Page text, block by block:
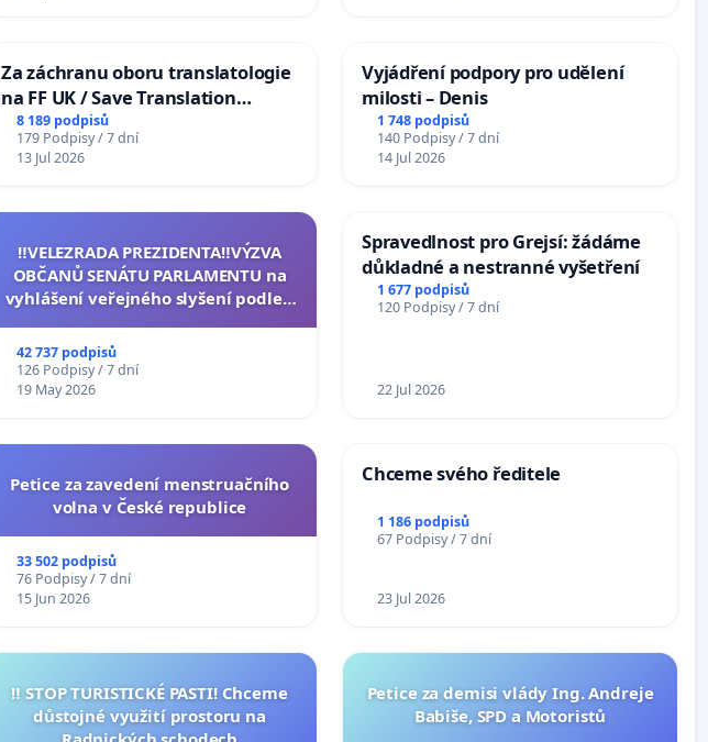
Za záchranu oboru translatologie
na FF UK / Save Translation
Studies at the Faculty of Arts,
Charles University
8 189 podpisů
179 Podpisy / 7 dní
13 Jul 2026
Vyjádření podpory pro udělení
milosti – Denis
1 748 podpisů
140 Podpisy / 7 dní
14 Jul 2026
‼️VELEZRADA PREZIDENTA‼️VÝZVA
OBČANŮ SENÁTU PARLAMENTU na
vyhlášení veřejného slyšení podle §
na přijetí usnesení k podání ústavní
žaloby na prezidenta republiky
42 737 podpisů
126 Podpisy / 7 dní
19 May 2026
Spravedlnost pro Grejsí: žádáme
důkladné a nestranné vyšetření
1 677 podpisů
120 Podpisy / 7 dní
22 Jul 2026
Petice za zavedení menstruačního
volna v České republice
33 502 podpisů
76 Podpisy / 7 dní
15 Jun 2026
Chceme svého ředitele
1 186 podpisů
67 Podpisy / 7 dní
23 Jul 2026
‼️ STOP TURISTICKÉ PASTI! Chceme
důstojné využití prostoru na
Petice za demisi vlády Ing. Andreje
Babiše, SPD a Motoristů